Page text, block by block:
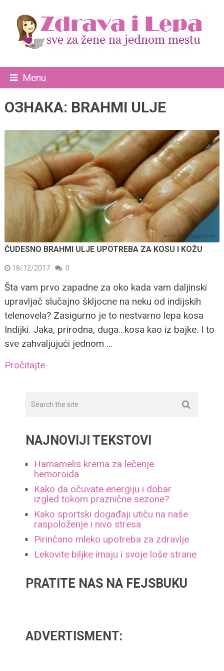
Menu
ОЗНАКА: BRAHMI ULJE
ČUDESNO BRAHMI ULJE UPOTREBA ZA KOSU I KOŽU
18/12/2017 0
Šta vam prvo zapadne za oko kada vam daljinski
upravljač slučajno škljocne na neku od indijskih
telenovela? Zasigurno je to nestvarno lepa kosa
Indijki. Jaka, prirodna, duga…kosa kao iz bajke. I to
sve zahvaljujući jednom …
Pročitajte
NAJNOVIJI TEKSTOVI
Hamamelis krema za lečenje
hemoroida
Kako da očuvate energiju i dobar
izgled tokom praznične sezone?
Kako sportski događaji utiču na naše
raspoloženje i nivo stresa
Pirinčano mleko upotreba za zdravlje
Lekovite biljke imaju i svoje loše strane
PRATITE NAS NA FEJSBUKU
ADVERTISMENT: